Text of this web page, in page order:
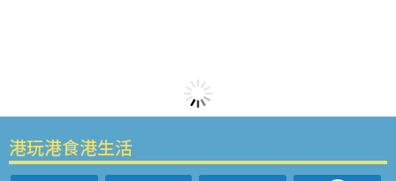
港玩港食港生活